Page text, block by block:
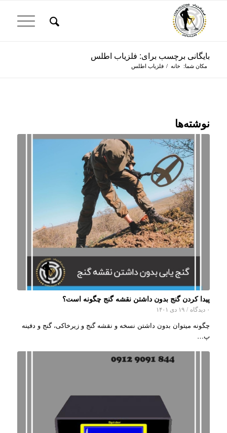
بایگانی برچسب برای: فلزیاب اطلس
مکان شما: خانه / فلزیاب اطلس
نوشته‌ها
پیدا کردن گنج بدون داشتن نقشه گنج چگونه است؟
۰ دیدگاه / ۱۹ دی ۱۴۰۱
چگونه میتوان بدون داشتن نسخه و نقشه گنج و زیرخاکی، گنج و دفینه
پ…